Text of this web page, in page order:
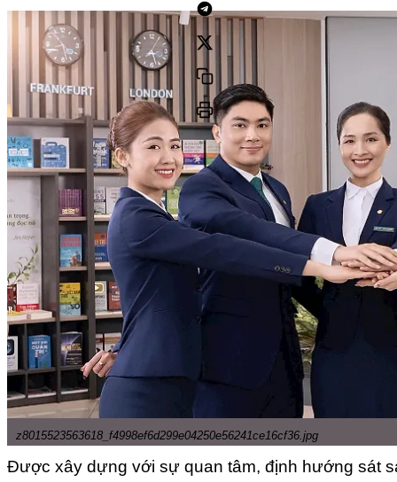
z8015523563618_f4998ef6d299e04250e56241ce16cf36.jpg
Được xây dựng với sự quan tâm, định hướng sát